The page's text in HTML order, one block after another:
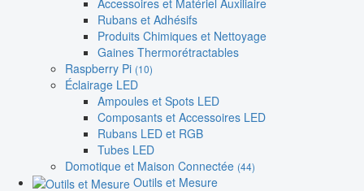
Rubans et Adhésifs
Produits Chimiques et Nettoyage
Gaines Thermorétractables
Raspberry Pi (10)
Éclairage LED
Ampoules et Spots LED
Composants et Accessoires LED
Rubans LED et RGB
Tubes LED
Domotique et Maison Connectée (44)
Outils et Mesure